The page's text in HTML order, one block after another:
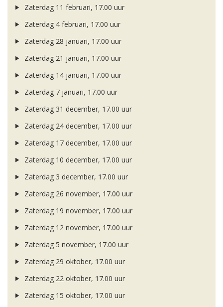
Zaterdag 11 februari, 17.00 uur
Zaterdag 4 februari, 17.00 uur
Zaterdag 28 januari, 17.00 uur
Zaterdag 21 januari, 17.00 uur
Zaterdag 14 januari, 17.00 uur
Zaterdag 7 januari, 17.00 uur
Zaterdag 31 december, 17.00 uur
Zaterdag 24 december, 17.00 uur
Zaterdag 17 december, 17.00 uur
Zaterdag 10 december, 17.00 uur
Zaterdag 3 december, 17.00 uur
Zaterdag 26 november, 17.00 uur
Zaterdag 19 november, 17.00 uur
Zaterdag 12 november, 17.00 uur
Zaterdag 5 november, 17.00 uur
Zaterdag 29 oktober, 17.00 uur
Zaterdag 22 oktober, 17.00 uur
Zaterdag 15 oktober, 17.00 uur